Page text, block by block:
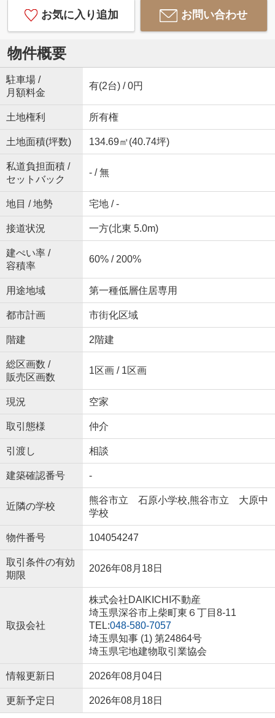
お気に入り追加 お問い合わせ
物件概要
駐車場 /
月額料金
有(2台) / 0円
土地権利 所有権
土地面積(坪数) 134.69㎡(40.74坪)
私道負担面積 /
セットバック
- / 無
地目 / 地勢 宅地 / -
接道状況 一方(北東 5.0m)
建ぺい率 /
容積率
60% / 200%
用途地域 第一種低層住居専用
都市計画 市街化区域
階建 2階建
総区画数 /
販売区画数
1区画 / 1区画
現況 空家
取引態様 仲介
引渡し 相談
建築確認番号 -
近隣の学校
熊谷市立 石原小学校,熊谷市立 大原中
学校
物件番号 104054247
取引条件の有効
期限
2026年08月18日
取扱会社
株式会社DAIKICHI不動産
埼玉県深谷市上柴町東６丁目8-11
TEL:048-580-7057
埼玉県知事 (1) 第24864号
埼玉県宅地建物取引業協会
情報更新日 2026年08月04日
更新予定日 2026年08月18日